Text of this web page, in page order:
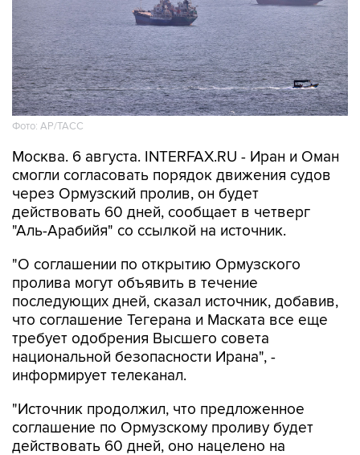
Фото: AP/ТАСС
Москва. 6 августа. INTERFAX.RU - Иран и Оман
смогли согласовать порядок движения судов
через Ормузский пролив, он будет
действовать 60 дней, сообщает в четверг
"Аль-Арабийя" со ссылкой на источник.
"О соглашении по открытию Ормузского
пролива могут объявить в течение
последующих дней, сказал источник, добавив,
что соглашение Тегерана и Маската все еще
требует одобрения Высшего совета
национальной безопасности Ирана", -
информирует телеканал.
"Источник продолжил, что предложенное
соглашение по Ормузскому проливу будет
действовать 60 дней, оно нацелено на